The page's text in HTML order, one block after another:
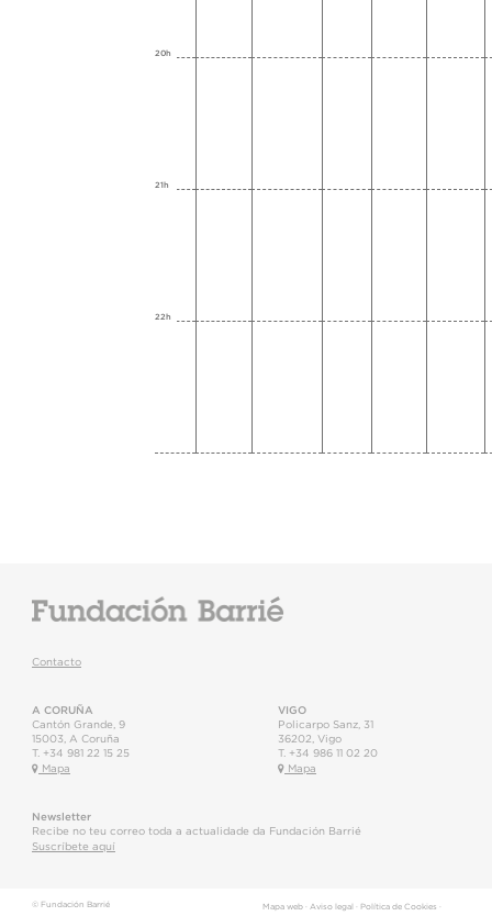
20h
21h
22h
Contacto
A CORUÑA
Cantón Grande, 9
15003
A Coruña
T. +34 981 22 15 25
Mapa
VIGO
Policarpo Sanz, 31
36202 Vigo
T. +34 986 11 02 20
Mapa
Newsletter
Recibe no teu correo toda a actualidade da Fundación Barrié
Suscríbete aquí
© Fundación Barrié Mapa web· Aviso legal · Política de Cookies ·